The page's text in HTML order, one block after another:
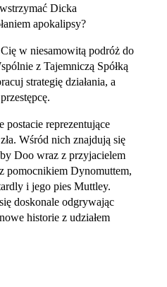
Dicka
apokalipsy?
w niesamowitą podróż do
z Tajemniczą Spółką
strategię działania, a
postacie reprezentujące
Wśród nich znajdują się
Doo wraz z przyjacielem
pomocnikiem Dynomuttem,
i jego pies Muttley.
doskonale odgrywając
historie z udziałem